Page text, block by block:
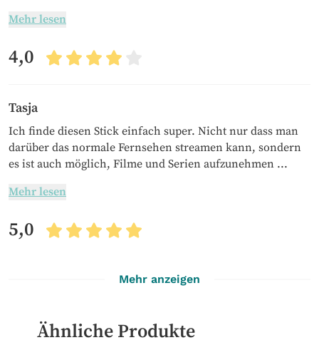
Mehr lesen
4,0
Tasja
Ich finde diesen Stick einfach super. Nicht nur dass man
darüber das normale Fernsehen streamen kann, sondern
es ist auch möglich, Filme und Serien aufzunehmen ...
Mehr lesen
5,0
Mehr anzeigen
Ähnliche Produkte